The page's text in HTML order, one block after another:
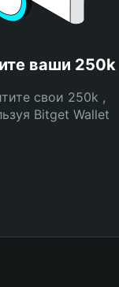
ваши 250k
свои 250k ,
Bitget Wallet